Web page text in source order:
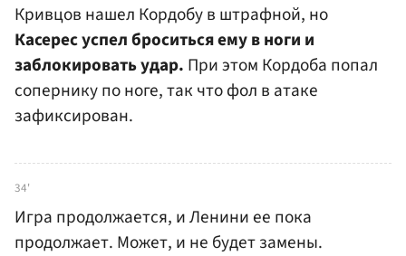
Кривцов нашел Кордобу в штрафной, но
Касерес успел броситься ему в ноги и
заблокировать удар. При этом Кордоба попал
сопернику по ноге, так что фол в атаке
зафиксирован.
34'
Игра продолжается, и Ленини ее пока
продолжает. Может, и не будет замены.